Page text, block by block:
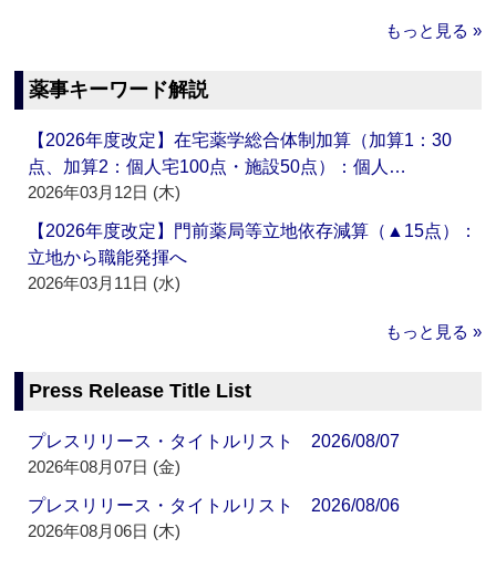
もっと見る »
薬事キーワード解説
【2026年度改定】在宅薬学総合体制加算（加算1：30
点、加算2：個人宅100点・施設50点）：個人…
2026年03月12日 (木)
【2026年度改定】門前薬局等立地依存減算（▲15点）：
立地から職能発揮へ
2026年03月11日 (水)
もっと見る »
Press Release Title List
プレスリリース・タイトルリスト 2026/08/07
2026年08月07日 (金)
プレスリリース・タイトルリスト 2026/08/06
2026年08月06日 (木)